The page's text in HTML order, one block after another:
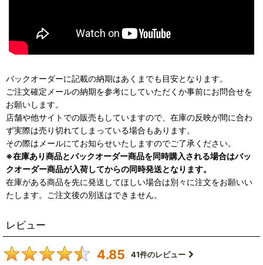
バックオーダーに記載の納期はあくまでも目安となります。
ご注文確定メールの納期を参考にしていただくか事前にお問合せを
お願いします。
店舗や他サイトでの販売もしていますので、在庫の反映が間に合わ
ず実際は売り切れてしまっている場合もあります。
その際はメールにてお知らせいたしますのでご了承ください。
※在庫あり商品とバックオーダー商品を同時購入される場合はバッ
クオーダー商品が入荷してからの同時発送となります。
在庫がある商品を先に発送してほしい場合は別々に注文をお願いい
たします。ご注文後の別送はできません。
レビュー
4.85 41件のレビュー